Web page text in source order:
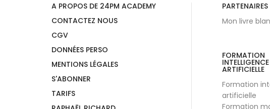
A PROPOS DE 24PM ACADEMY
CONTACTEZ NOUS
CGV
DONNÉES PERSO
MENTIONS LÉGALES
S'ABONNER
TARIFS
PARTENAIRES
Mon livre
FORMATION
INTELLIGENCE
ARTIFICIELLE
Formation
artificielle
Formation